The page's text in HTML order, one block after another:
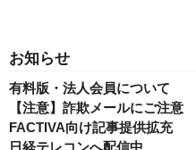
お知らせ
有料版・法人会員について
【注意】詐欺メールにご注意
FACTIVA向け記事提供拡充
日経テレコンへ配信中